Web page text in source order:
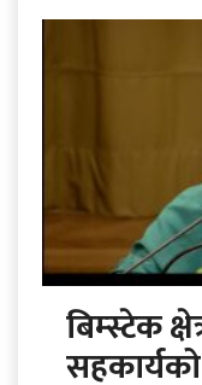
बिम्स्टेक